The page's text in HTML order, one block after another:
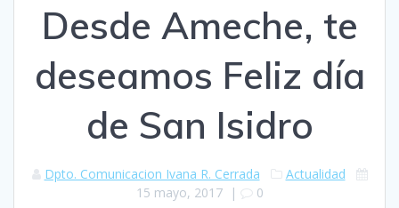
Desde Ameche, te
deseamos Feliz día
de San Isidro
Dpto. Comunicacion Ivana R. Cerrada
Actualidad
15 mayo, 2017| 0